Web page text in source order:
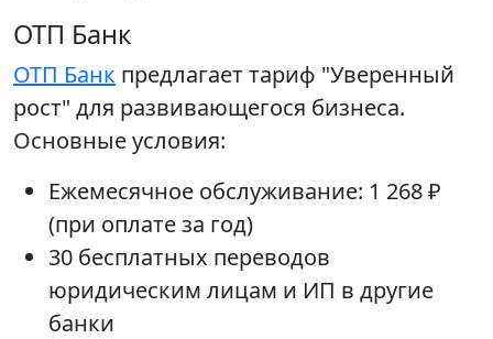
ОТП Банк
ОТП Банк предлагает тариф "Уверенный
рост" для развивающегося бизнеса.
Основные условия:
Ежемесячное обслуживание: 1 268 ₽
(при оплате за год)
30 бесплатных переводов
юридическим лицам и ИП в другие
банки